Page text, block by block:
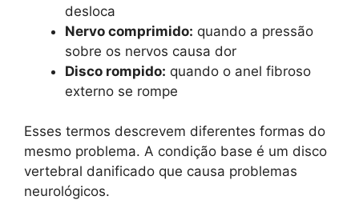
desloca
Nervo comprimido: quando a pressão
sobre os nervos causa dor
Disco rompido: quando o anel fibroso
externo se rompe
Esses termos descrevem diferentes formas do
mesmo problema. A condição base é um disco
vertebral danificado que causa problemas
neurológicos.